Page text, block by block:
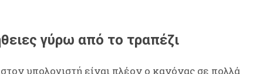
γύρω από το τραπέζι
υπολογιστή είναι πλέον ο κανόνας σε πολλά